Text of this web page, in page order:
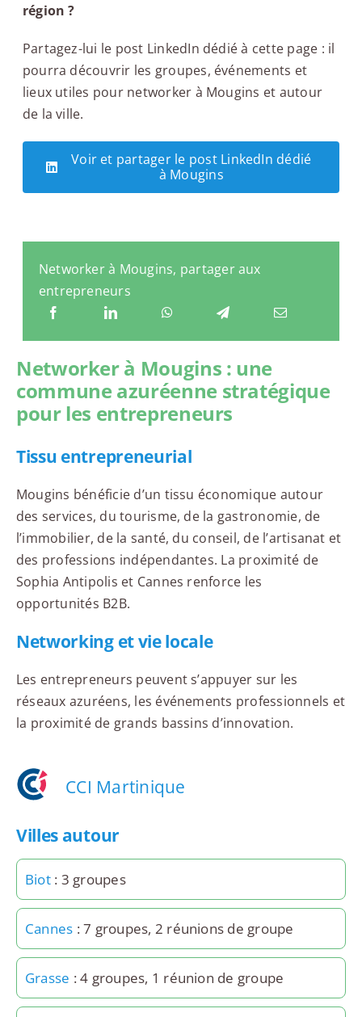
région ?
Partagez-lui le post LinkedIn dédié à cette page : il
pourra découvrir les groupes, événements et
lieux utiles pour networker à Mougins et autour
de la ville.
Voir et partager le post LinkedIn dédié
à Mougins
Networker à Mougins, partager aux
entrepreneurs
Networker à Mougins : une
commune azuréenne stratégique
pour les entrepreneurs
Tissu entrepreneurial
Mougins bénéficie d’un tissu économique autour
des services, du tourisme, de la gastronomie, de
l’immobilier, de la santé, du conseil, de l’artisanat et
des professions indépendantes. La proximité de
Sophia Antipolis et Cannes renforce les
opportunités B2B.
Networking et vie locale
Les entrepreneurs peuvent s’appuyer sur les
réseaux azuréens, les événements professionnels et
la proximité de grands bassins d’innovation.
CCI Martinique
Villes autour
Biot: 3 groupes
Cannes : 7 groupes, 2 réunions de groupe
Grasse : 4 groupes, 1 réunion de groupe